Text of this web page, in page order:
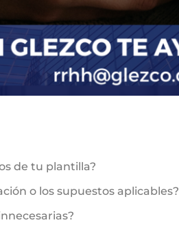
de tu plantilla?
o los supuestos aplicables?